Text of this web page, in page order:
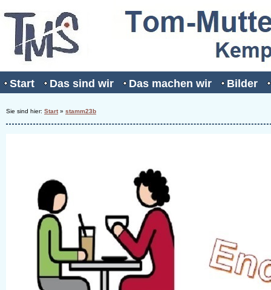
Start Das sind wir Das machen wir Bilder
Sie sind hier: Start» stamm23b